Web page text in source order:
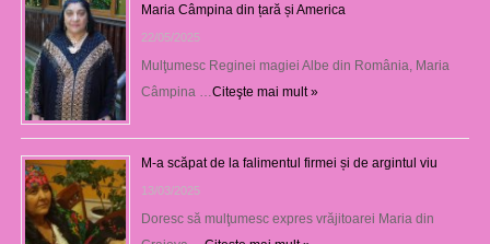
Maria Câmpina din țară și America
22/05/2025
Mulţumesc Reginei magiei Albe din România, Maria
Câmpina … Citeşte mai mult »
M-a scăpat de la falimentul firmei și de argintul viu
13/03/2025
Doresc să mulţumesc expres vrăjitoarei Maria din